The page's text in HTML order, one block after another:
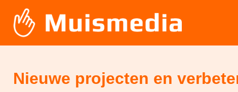
Nieuwe projecten en